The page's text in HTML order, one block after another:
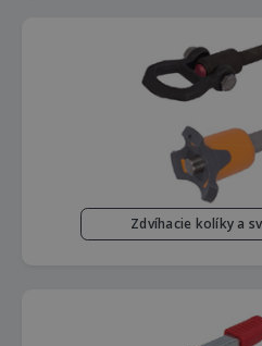
Zdvíhacie kolíky a